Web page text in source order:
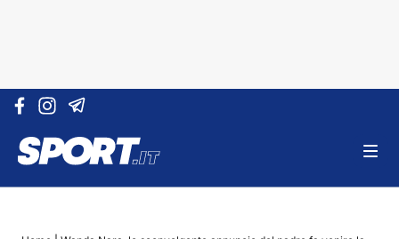
Vai al contenuto